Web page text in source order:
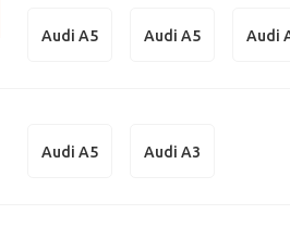
Audi A5 Audi A5 Audi
Audi A5 Audi A3